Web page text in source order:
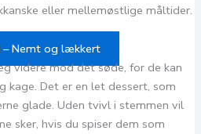
eller mellemøstlige måltider.
Nemt og lækkert
videre mod det søde, for de kan
kage. Det er en let dessert, som
glade. Uden tvivl i stemmen vil
sker, hvis du spiser dem som